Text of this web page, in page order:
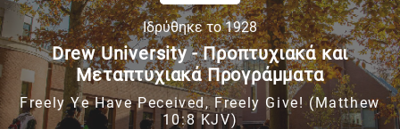
Ιδρύθηκε το 1928
Drew University - Προπτυχιακά και
Μεταπτυχιακά Προγράμματα
Freely Υe Ηave Ρeceived, Freely Give! (Matthew
10:8 KJV)